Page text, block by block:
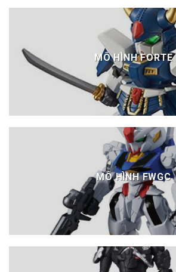
MÔ HÌNH FORTE
MÔ HÌNH FWGC